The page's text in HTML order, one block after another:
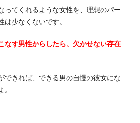
ってくれるような女性を、理想のパー
は少なくないです。
なす男性からしたら、欠かせない存在
できれば、できる男の自慢の彼女にな
。